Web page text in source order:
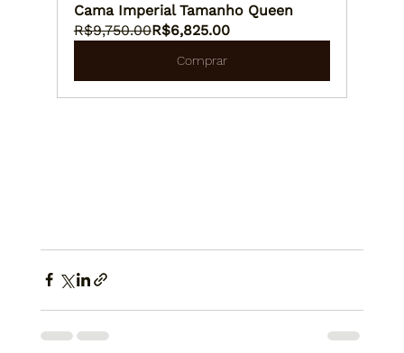
Cama Imperial Tamanho Queen
R$9,750.00R$6,825.00
Comprar